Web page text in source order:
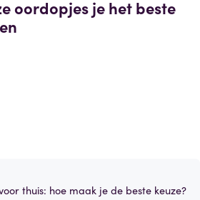
oordopjes je het beste
thuis: hoe maak je de beste keuze?